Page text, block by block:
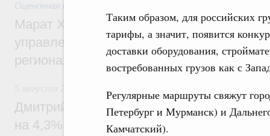
Таким образом, для российских
тарифы, а значит, появится
доставки оборудования,
востребованных грузов как с
Регулярные маршруты свяжут
Петербург и Мурманск) и
Камчатский).
Оценочная деятельность
Марат Хуснуллин: По решению
управление «ДОМ.РФ» перейдёт более
регионах
Дмитрий Чернышенко: Внутренний
на 4,3%, въездной – на 20,1%